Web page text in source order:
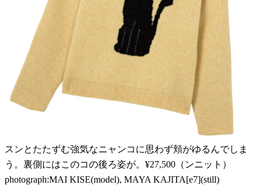
スンとたたずむ強気なニャンコに思わず頬がゆるんでしま
う。裏側にはこのコの後ろ姿が。¥27,500（ンニット）
photograph:MAI KISE(model), MAYA KAJITA[e7](still)